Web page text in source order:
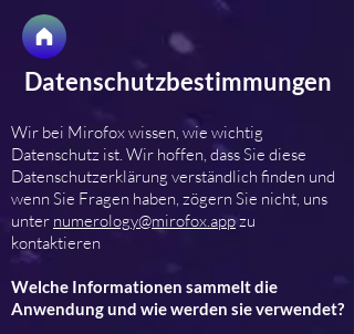
Datenschutzbestimmungen
Wir bei Mirofox wissen, wie wichtig
Datenschutz ist. Wir hoffen, dass Sie diese
Datenschutzerklärung verständlich finden und
wenn Sie Fragen haben, zögern Sie nicht, uns
unter numerology@mirofox.appzu
kontaktieren
Welche Informationen sammelt die
Anwendung und wie werden sie verwendet?